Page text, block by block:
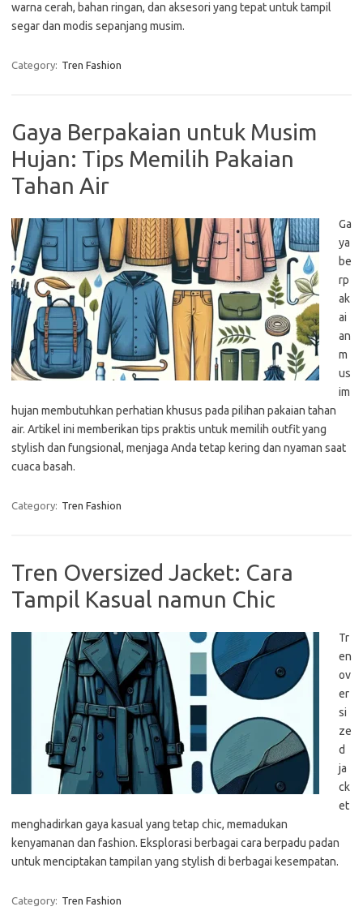
warna cerah, bahan ringan, dan aksesori yang tepat untuk tampil
segar dan modis sepanjang musim.
Category: Tren Fashion
Gaya Berpakaian untuk Musim
Hujan: Tips Memilih Pakaian
Tahan Air
Ga
ya
be
rp
ak
ai
an
m
us
im
hujan membutuhkan perhatian khusus pada pilihan pakaian tahan
air. Artikel ini memberikan tips praktis untuk memilih outfit yang
stylish dan fungsional, menjaga Anda tetap kering dan nyaman saat
cuaca basah.
Category: Tren Fashion
Tren Oversized Jacket: Cara
Tampil Kasual namun Chic
Tr
en
ov
er
si
ze
d
ja
ck
et
menghadirkan gaya kasual yang tetap chic, memadukan
kenyamanan dan fashion. Eksplorasi berbagai cara berpadu padan
untuk menciptakan tampilan yang stylish di berbagai kesempatan.
Category: Tren Fashion